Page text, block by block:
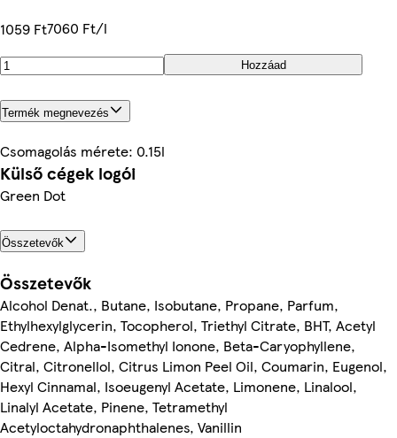
1059 Ft7060 Ft/l
Hozzáad
Termék megnevezés
Csomagolás mérete: 0.15l
Külső cégek logói
Green Dot
Összetevők
Összetevők
Alcohol Denat., Butane, Isobutane, Propane, Parfum,
Ethylhexylglycerin, Tocopherol, Triethyl Citrate, BHT, Acetyl
Cedrene, Alpha-Isomethyl Ionone, Beta-Caryophyllene,
Citral, Citronellol, Citrus Limon Peel Oil, Coumarin, Eugenol,
Hexyl Cinnamal, Isoeugenyl Acetate, Limonene, Linalool,
Linalyl Acetate, Pinene, Tetramethyl
Acetyloctahydronaphthalenes, Vanillin